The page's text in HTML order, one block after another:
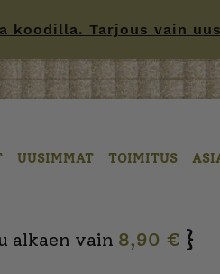
koodilla. Tarjous vain
UUSIMMAT TOIMITUS
alkaen vain 8,90 € }